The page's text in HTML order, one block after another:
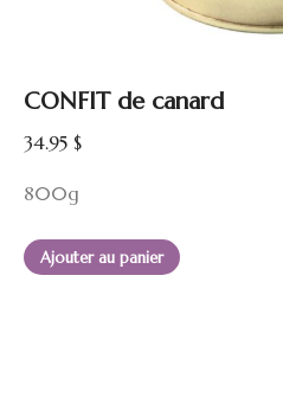
CONFIT de canard
34.95 $
800g
Ajouter au panier